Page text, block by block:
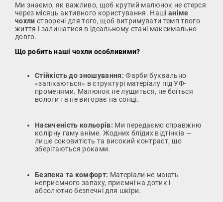
Ми знаємо, як важливо, щоб крутий малюнок не стерся
через місяць активного користування. Наші аніме
чохли створені для того, щоб витримувати темп твого
життя і залишатися в ідеальному стані максимально
довго.
Що робить наші чохли особливими?
Стійкість до зношування: Фарби буквально
«запікаються» в структурі матеріалу під УФ-
променями. Малюнок не лущиться, не боїться
вологи та не вигорає на сонці.
Насиченість кольорів: Ми передаємо справжню
колірну гаму аніме. Жодних блідих відтінків —
лише соковитість та високий контраст, що
зберігаються роками.
Безпека та комфорт: Матеріали не мають
неприємного запаху, приємні на дотик і
абсолютно безпечні для шкіри.